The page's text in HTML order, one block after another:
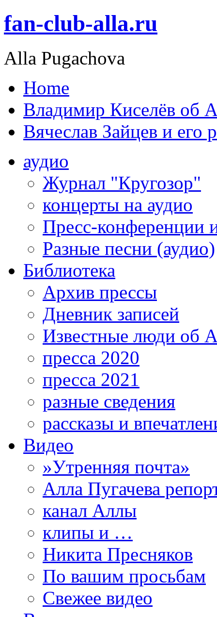
fan-club-alla.ru
Alla Pugachova
Home
Владимир Киселёв об
Вячеслав Зайцев и его
аудио
Журнал "Кругозор"
концерты на аудио
Пресс-конференции
Разные песни (аудио)
Библиотека
Архив прессы
Дневник записей
Известные люди об
пресса 2020
пресса 2021
разные сведения
рассказы и
Видео
»Утренняя почта»
Алла Пугачева
канал Аллы
клипы и …
Никита Пресняков
По вашим просьбам
Свежее видео